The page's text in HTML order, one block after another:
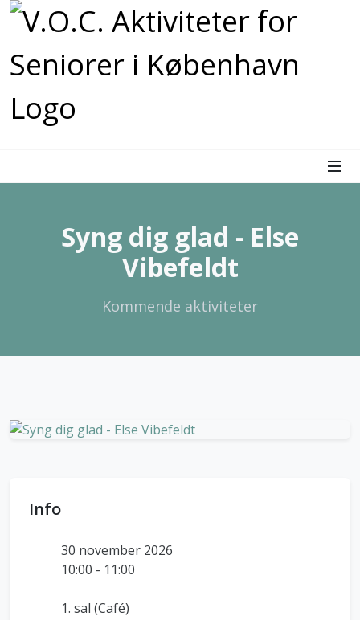
Syng dig glad - Else
Vibefeldt
Kommende aktiviteter
Info
30 november 2026
10:00 - 11:00
1. sal (Café)